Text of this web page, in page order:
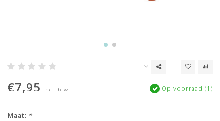
€7,95 Incl. btw Op voorraad (1)
Maat: *